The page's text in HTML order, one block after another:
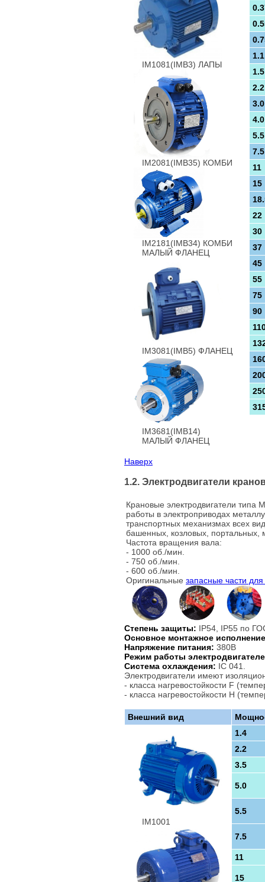
IM1081(IMB3) ЛАПЫ
IM2081(IMB35) КОМБИ
IM2181(IMB34) КОМБИ
МАЛЫЙ ФЛАНЕЦ
IM3081(IMB5) ФЛАНЕЦ
IM3681(IMB14)
МАЛЫЙ ФЛАНЕЦ
1.1
1.5
2.2
3.0
4.0
5.5
7.5
11
15
22
30
37
45
55
75
90
Наверх
1.2. Электродвигатели
Крановые электродвигатели типа
работы в электроприводах
транспортных механизмах всех
башенных, козловых, портальных,
Частота вращения вала:
- 1000 об./мин.
- 750 об./мин.
- 600 об./мин.
Оригинальные запасные части для
Степень защиты: IP54, IP55 по
Основное монтажное
Напряжение питания: 380В
Режим работы
Система охлаждения: IC 041.
Электродвигатели имеют
- класса нагревостойкости F
- класса нагревостойкости H
Внешний вид
IM1001
1.4
2.2
3.5
5.0
5.5
7.5
11
15